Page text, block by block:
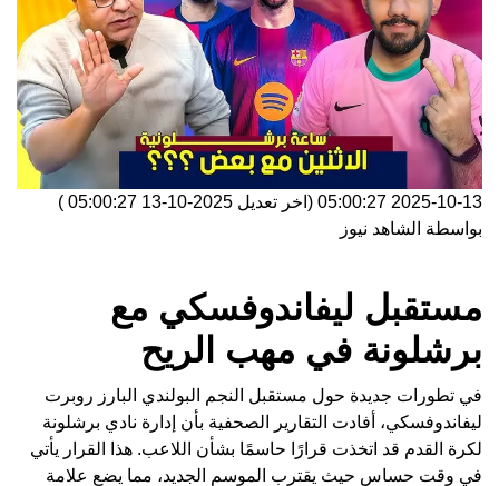
2025-10-13 05:00:27 (اخر تعديل 2025-10-13 05:00:27
)
بواسطة الشاهد نيوز
مستقبل ليفاندوفسكي مع
برشلونة في مهب الريح
في تطورات جديدة حول مستقبل النجم البولندي البارز روبرت
ليفاندوفسكي، أفادت التقارير الصحفية بأن إدارة نادي برشلونة
لكرة القدم قد اتخذت قرارًا حاسمًا بشأن اللاعب. هذا القرار يأتي
في وقت حساس حيث يقترب الموسم الجديد، مما يضع علامة